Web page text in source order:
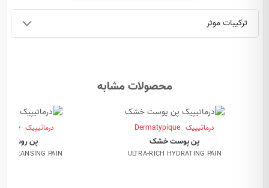
ترکیبات موثر
محصولات مشابه
درماتیپیک · Dermatypique
پن پوست خشک
ULTRA-RICH HYDRATING PAIN
درماتیپیک · Dermatypique
پن روشن
CLEANSING PAIN